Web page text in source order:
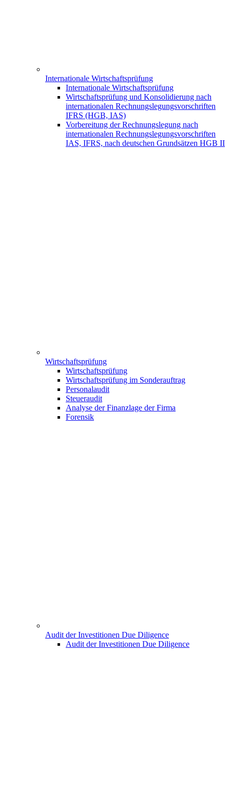
Internationale Wirtschaftsprüfung
Internationale Wirtschaftsprüfung
Wirtschaftsprüfung und Konsolidierung nach
internationalen Rechnungslegungsvorschriften
IFRS (HGB, IAS)
Vorbereitung der Rechnungslegung nach
internationalen Rechnungslegungsvorschriften
IAS, IFRS, nach deutschen Grundsätzen HGB II
Wirtschaftsprüfung
Wirtschaftsprüfung
Wirtschaftsprüfung im Sonderauftrag
Personalaudit
Steueraudit
Analyse der Finanzlage der Firma
Forensik
Audit der Investitionen Due Diligence
Audit der Investitionen Due Diligence